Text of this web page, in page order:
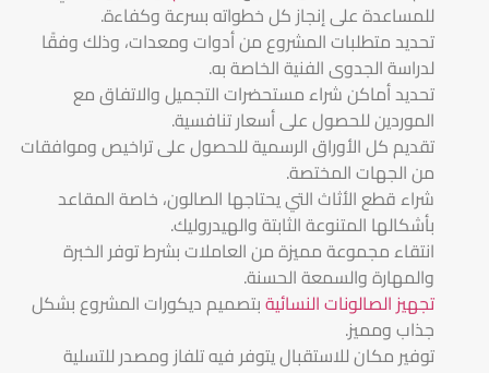
للمساعدة على إنجاز كل خطواته بسرعة وكفاءة.
تحديد متطلبات المشروع من أدوات ومعدات، وذلك وفقًا
لدراسة الجدوى الفنية الخاصة به.
تحديد أماكن شراء مستحضرات التجميل والاتفاق مع
الموردين للحصول على أسعار تنافسية.
تقديم كل الأوراق الرسمية للحصول على تراخيص وموافقات
من الجهات المختصة.
شراء قطع الأثاث التي يحتاجها الصالون، خاصة المقاعد
بأشكالها المتنوعة الثابتة والهيدروليك.
انتقاء مجموعة مميزة من العاملات بشرط توفر الخبرة
والمهارة والسمعة الحسنة.
تجهيز الصالونات النسائيةبتصميم ديكورات المشروع بشكل
جذاب ومميز.
توفير مكان للاستقبال يتوفر فيه تلفاز ومصدر للتسلية